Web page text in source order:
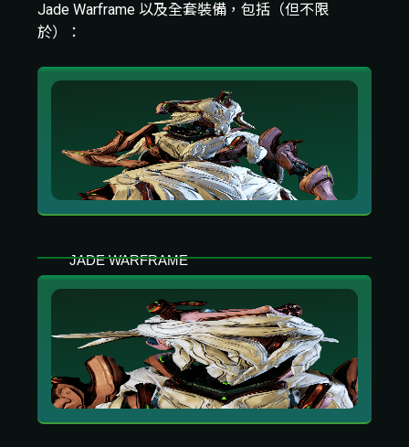
Jade Warframe 以及全套裝備，包括（但不限
於）：
JADE WARFRAME
陶醉於毀滅之歌。透過 Jade，翠玉之光既可毀